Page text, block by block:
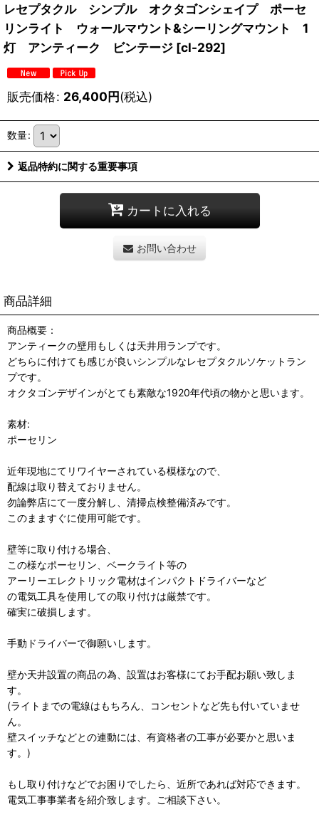
レセプタクル シンプル オクタゴンシェイプ ポーセ
リンライト ウォールマウント&シーリングマウント 1
灯 アンティーク ビンテージ [cl-292]
販売価格: 26,400円(税込)
数量:
返品特約に関する重要事項
カートに入れる
お問い合わせ
商品詳細
商品概要：
アンティークの壁用もしくは天井用ランプです。
どちらに付けても感じが良いシンプルなレセプタクルソケットラン
プです。
オクタゴンデザインがとても素敵な1920年代頃の物かと思います。
素材:
ポーセリン
近年現地にてリワイヤーされている模様なので、
配線は取り替えておりません。
勿論弊店にて一度分解し、清掃点検整備済みです。
このまますぐに使用可能です。
壁等に取り付ける場合、
この様なポーセリン、ベークライト等の
アーリーエレクトリック電材はインパクトドライバーなど
の電気工具を使用しての取り付けは厳禁です。
確実に破損します。
手動ドライバーで御願いします。
壁か天井設置の商品の為、設置はお客様にてお手配お願い致しま
す。
(ライトまでの電線はもちろん、コンセントなど先も付いていませ
ん。
壁スイッチなどとの連動には、有資格者の工事が必要かと思いま
す。)
もし取り付けなどでお困りでしたら、近所であれば対応できます。
電気工事事業者を紹介致します。ご相談下さい。